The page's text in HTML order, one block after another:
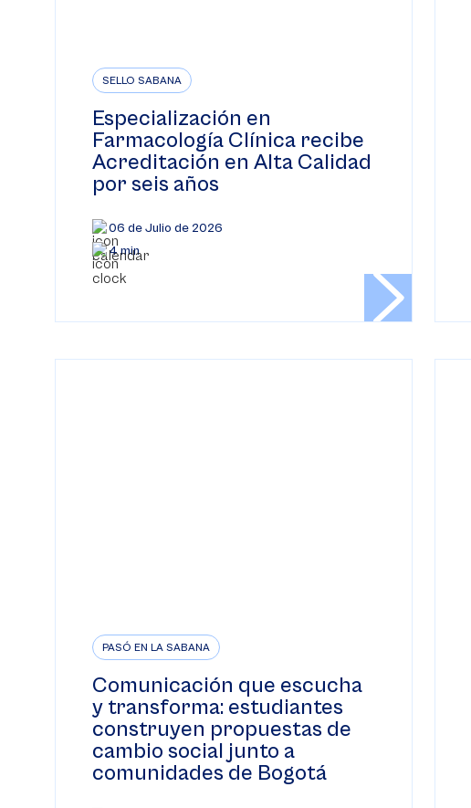
SELLO SABANA
Especialización en
Farmacología Clínica recibe
Acreditación en Alta Calidad
por seis años
06 de Julio de 2026
4 min
PASÓ EN LA SABANA
Comunicación que escucha
y transforma: estudiantes
construyen propuestas de
cambio social junto a
comunidades de Bogotá